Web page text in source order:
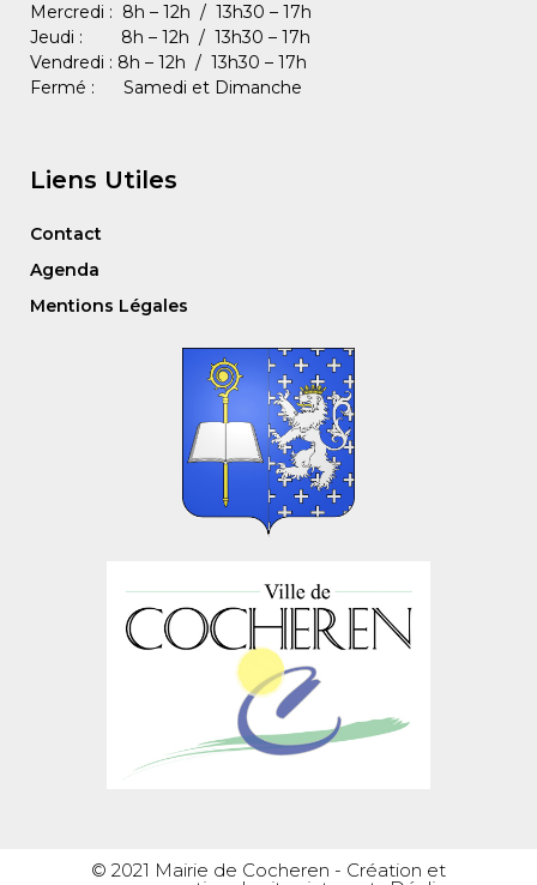
Mercredi : 8h – 12h / 13h30 – 17h
Jeudi : 8h – 12h / 13h30 – 17h
Vendredi : 8h – 12h / 13h30 – 17h
Fermé : Samedi et Dimanche
Liens Utiles
Contact
Agenda
Mentions Légales
© 2021 Mairie de Cocheren - Création et